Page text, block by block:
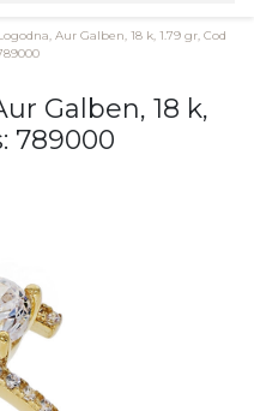
Aur Galben, 18 k, 1.79 gr, Cod
Galben, 18 k,
789000